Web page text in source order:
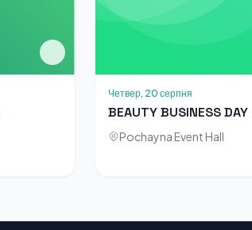
Четвер, 20 серпня
BEAUTY BUSINESS
Pochayna Event Hall